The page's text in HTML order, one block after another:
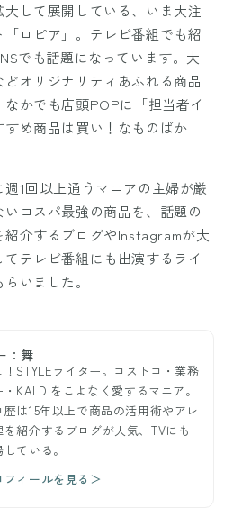
して展開している、いま大注
ロピア」。テレビ番組でも紹
でも話題になっています。大
オリジナリティあふれる商品
かでも店頭POPに「担当者イ
め商品は買い！なものばか
1回以上通うマニアの主婦が厳
コスパ最強の商品を、話題の
介するブログやInstagramが大
テレビ番組にも出演するライ
いました。
：舞
！STYLEライター。コストコ・業務
KALDIをこよなく愛するマニア。
歴は15年以上で商品の活用術やアレ
を紹介するブログが人気、TVにも
ている。
フィールを見る＞